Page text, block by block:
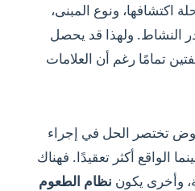
اكتشافها، ونوع المبنى،
النشاط. ولهذا قد يحصل
تمامًا رغم أن العلامات
تختصر الحل في إجراء
الواقع أكثر تعقيدًا. فهناك
وأخرى يكون نظام الطعوم